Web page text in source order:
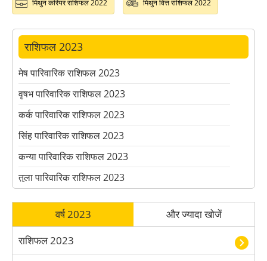
मिथुन करियर राशिफल 2022 मिथुन वित्त राशिफल 2022
राशिफल 2023
मेष पारिवारिक राशिफल 2023
वृषभ पारिवारिक राशिफल 2023
कर्क पारिवारिक राशिफल 2023
सिंह पारिवारिक राशिफल 2023
कन्या पारिवारिक राशिफल 2023
तुला पारिवारिक राशिफल 2023
धनु पारिवारिक राशिफल 2023
मकर पारिवारिक राशिफल 2023
वर्ष 2023
और ज्यादा खोजें
राशिफल 2023